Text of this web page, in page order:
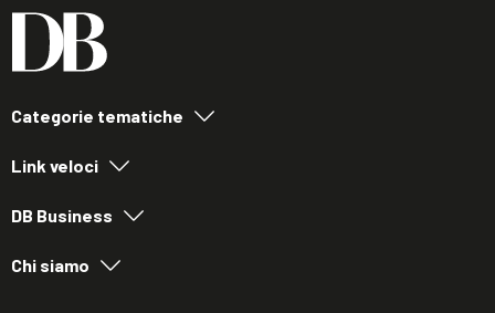
Categorie tematiche
Link veloci
DB Business
Chi siamo